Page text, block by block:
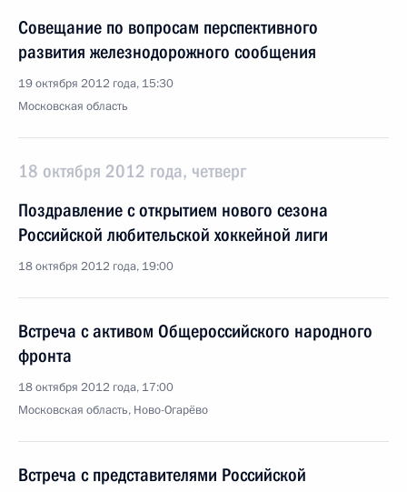
Совещание по вопросам перспективного
развития железнодорожного сообщения
19 октября 2012 года, 15:30
Московская область
18 октября 2012 года, четверг
Поздравление с открытием нового сезона
Российской любительской хоккейной лиги
18 октября 2012 года, 19:00
Встреча с активом Общероссийского народного
фронта
18 октября 2012 года, 17:00
Московская область, Ново-Огарёво
Встреча с представителями Российской